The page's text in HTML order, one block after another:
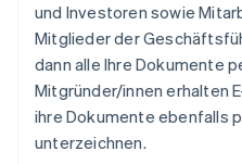
und Investoren sowie
Mitglieder der
dann alle Ihre Dokumente
Mitgründer/innen erhalten
ihre Dokumente ebenfalls
unterzeichnen.